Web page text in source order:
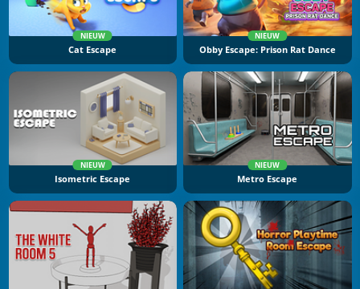
NIEUW
Cat Escape
NIEUW
Obby Escape: Prison Rat Dance
NIEUW
Isometric Escape
NIEUW
Metro Escape